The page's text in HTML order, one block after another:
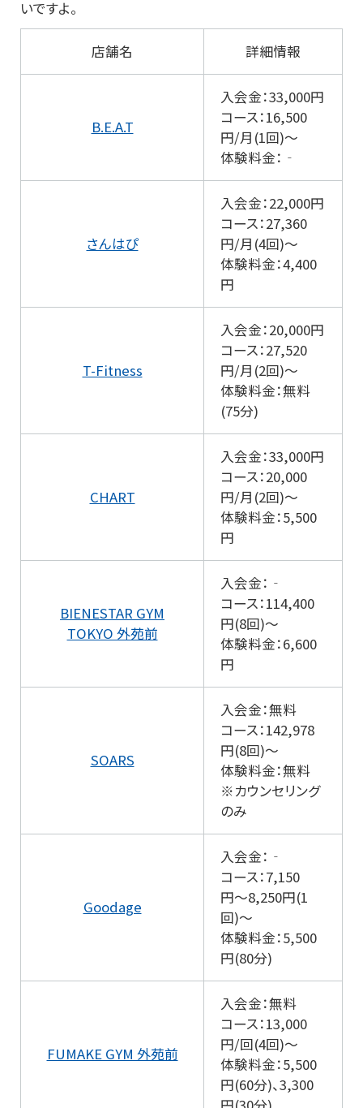
いですよ。
店舗名 詳細情報
B.E.A.T
入会金：33,000円
コース：16,500
円/月(1回)～
体験料金：‐
さんはぴ
入会金：22,000円
コース：27,360
円/月(4回)～
体験料金：4,400
円
T-Fitness
入会金：20,000円
コース：27,520
円/月(2回)～
体験料金：無料
(75分)
CHART
入会金：33,000円
コース：20,000
円/月(2回)～
体験料金：5,500
円
BIENESTAR GYM
TOKYO 外苑前
入会金：‐
コース：114,400
円(8回)～
体験料金：6,600
円
SOARS
入会金：無料
コース：142,978
円(8回)～
体験料金：無料
※カウンセリング
のみ
Goodage
入会金：‐
コース：7,150
円〜8,250円(1
回)～
体験料金：5,500
円(80分)
FUMAKE GYM 外苑前
入会金：無料
コース：13,000
円/回(4回)～
体験料金：5,500
円(60分)、3,300